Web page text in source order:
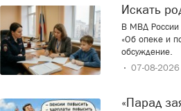
Искать
В МВД России
«Об опеке и
обсуждение.
07-08-2026
«Парад